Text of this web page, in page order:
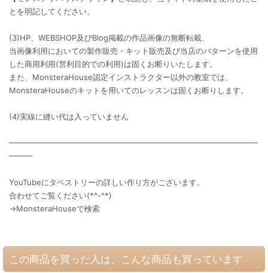
とを明記してください。
(3)HP、WEBSHOP及びBlog掲載の作品画像の無断転載、
当画像利用においての製作販売・キット販売及び当店のパターンを使用
した商用利用(営利目的での利用)は固くお断りいたします。
また、MonsteraHouse認定インストラクター以外の教室では、
MonsteraHouseのキットを用いてのレッスンは固くお断りします。
(4)実線に縫い代は入っていません
━━━━━━━━━━━━━━━━━━━━━━━━━━━━━━━━
━━━
YouTubeにタペストリーの詳しい作り方がございます。
合わせてご覧ください(*^-^*)
→MonsteraHouseで検索
この商品を買った人は、こんな商品も買っています